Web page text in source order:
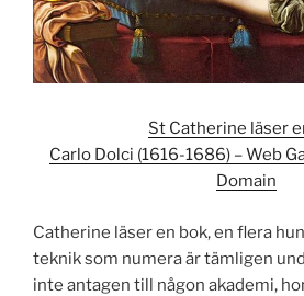
St Catherine läser
Carlo Dolci (1616-1686) – Web
Domain
Catherine läser en bok, en flera
teknik som numera är tämligen
inte antagen till någon akademi,